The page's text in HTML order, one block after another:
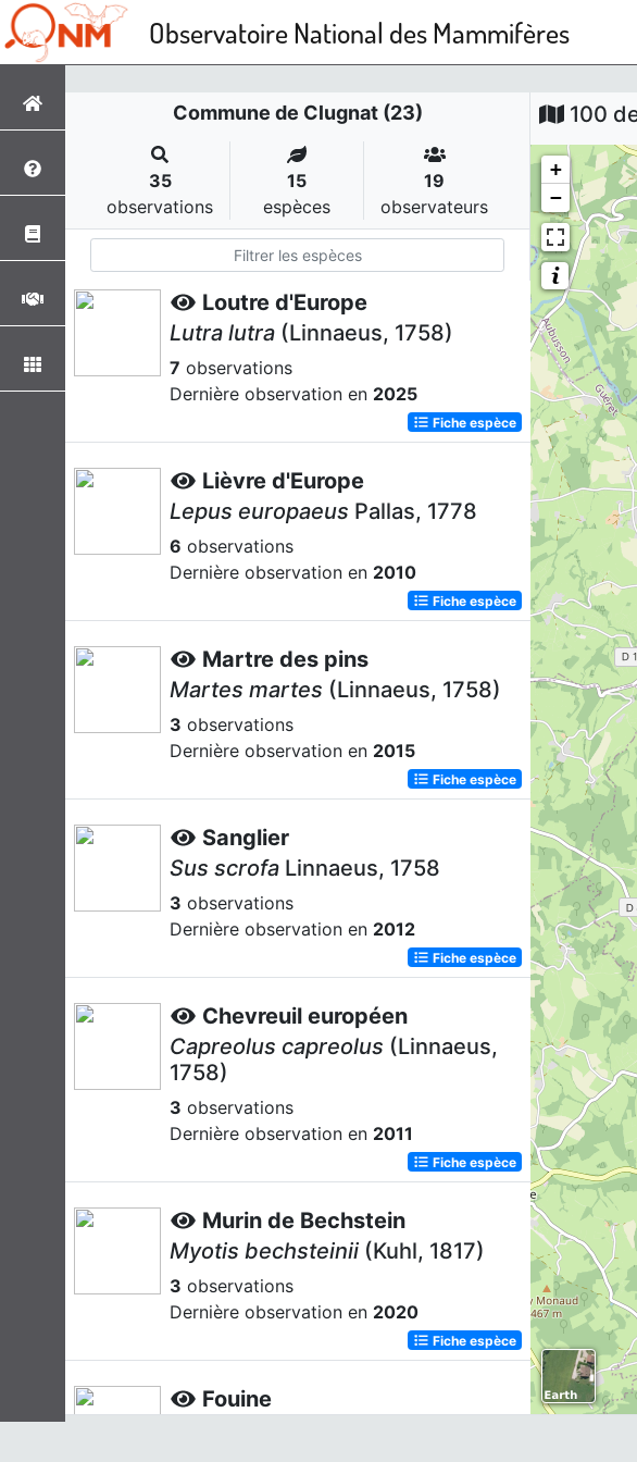
Observatoire National des Mammifères
Commune de Clugnat (23)
35
observations
15
espèces
19
observateurs
Loutre d'Europe
Lutra lutra (Linnaeus, 1758)
7 observations
Dernière observation en 2025
Fiche espèce
Lièvre d'Europe
Lepus europaeus Pallas, 1778
6 observations
Dernière observation en 2010
Fiche espèce
Martre des pins
Martes martes (Linnaeus, 1758)
3 observations
Dernière observation en 2015
Fiche espèce
Sanglier
Sus scrofa Linnaeus, 1758
3 observations
Dernière observation en 2012
Fiche espèce
Chevreuil européen
Capreolus capreolus (Linnaeus,
1758)
3 observations
Dernière observation en 2011
Fiche espèce
Murin de Bechstein
Myotis bechsteinii (Kuhl, 1817)
3 observations
Dernière observation en 2020
Fiche espèce
Fouine
100
+
−